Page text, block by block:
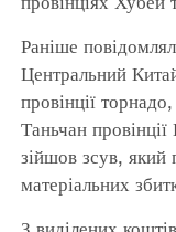
Раніше
Центральний
провінції
Таньчан
зійшов зсув, який
матеріальних